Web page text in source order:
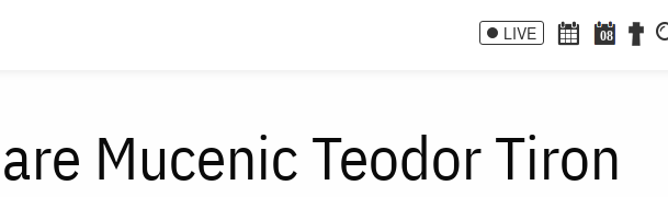
LIVE 08
Mucenic Teodor Tiron